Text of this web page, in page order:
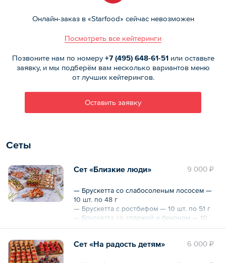
Онлайн-заказ в «Starfood» сейчас невозможен
Посмотреть все кейтеринги
Позвоните нам по номеру+7 (495) 648-61-51или оставьте
заявку, и мы подберём вам несколько вариантов меню
от лучших кейтерингов.
Оставить заявку
Сеты
9 000 ₽
Сет «Близкие люди»
— Брускетта со слабосоленым лососем —
10 шт. по 48 г
— Брускетта с ростбифом — 10 шт. по 51 г
— Брускетта со спаржей и беконом — 10
шт. по 48 г
— Брускетта Капрезе — 10 шт. по 90 г6 000 ₽
Сет «На радость детям»